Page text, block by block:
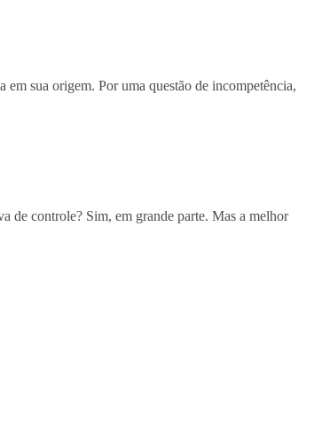
sua origem. Por uma questão de incompetência,
de controle? Sim, em grande parte. Mas a melhor